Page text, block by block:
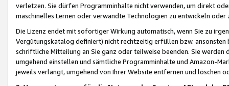
verletzen. Sie dürfen Programminhalte nicht verwenden, um direkt
maschinelles Lernen oder verwandte Technologien zu entwickeln
Die Lizenz endet mit sofortiger Wirkung automatisch, wenn Sie zu
Vergütungskatalog definiert) nicht rechtzeitig erfüllen bzw. ansonsten
schriftliche Mitteilung an Sie ganz oder teilweise beenden. Sie werden
umgehend einstellen und sämtliche Programminhalte und Amazon-
jeweils verlangt, umgehend von Ihrer Website entfernen und löschen